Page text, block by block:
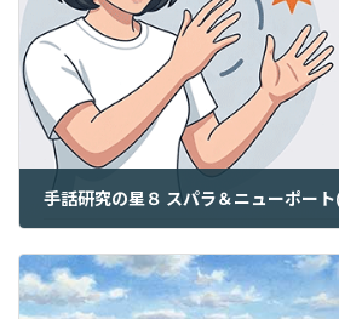
手話研究の星８ スパラ＆ニューポー